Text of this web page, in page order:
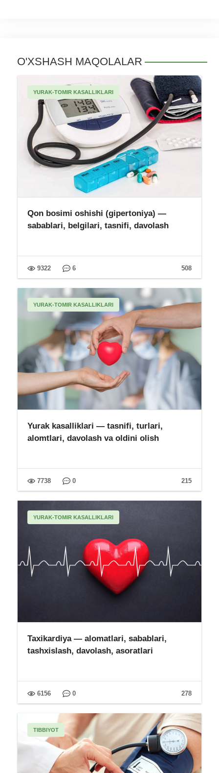
O'XSHASH MAQOLALAR
YURAK-TOMIR KASALLIKLARI
Qon bosimi oshishi (gipertoniya) —
sabablari, belgilari, tasnifi, davolash
508
9322 6
YURAK-TOMIR KASALLIKLARI
Yurak kasalliklari — tasnifi, turlari,
alomtlari, davolash va oldini olish
215
7738 0
YURAK-TOMIR KASALLIKLARI
Taxikardiya — alomatlari, sabablari,
tashxislash, davolash, asoratlari
278
6156 0
TIBBIYOT